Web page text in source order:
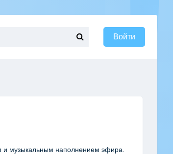
Войти
и музыкальным наполнением эфира.